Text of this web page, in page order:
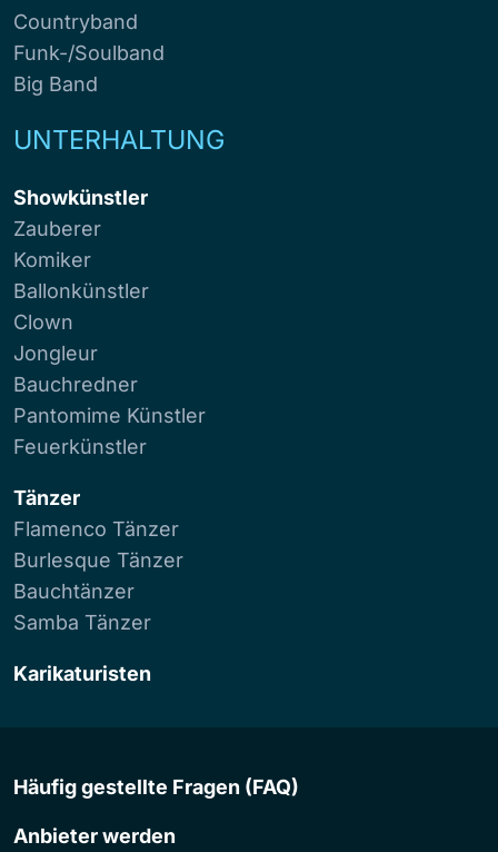
Countryband
Funk-/Soulband
Big Band
UNTERHALTUNG
Showkünstler
Zauberer
Komiker
Ballonkünstler
Clown
Jongleur
Bauchredner
Pantomime Künstler
Feuerkünstler
Tänzer
Flamenco Tänzer
Burlesque Tänzer
Bauchtänzer
Samba Tänzer
Karikaturisten
Häufig gestellte Fragen (FAQ)
Anbieter werden